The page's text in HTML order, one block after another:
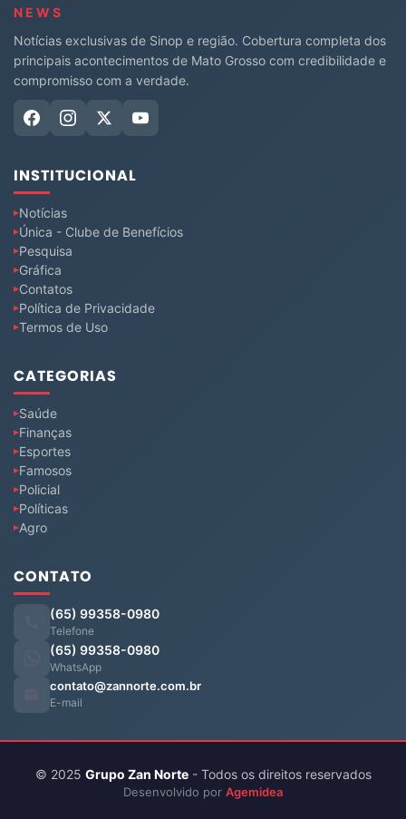
NEWS
Notícias exclusivas de Sinop e região. Cobertura completa dos
principais acontecimentos de Mato Grosso com credibilidade e
compromisso com a verdade.
INSTITUCIONAL
Notícias
Única - Clube de Benefícios
Pesquisa
Gráfica
Contatos
Política de Privacidade
Termos de Uso
CATEGORIAS
Saúde
Finanças
Esportes
Famosos
Policial
Políticas
Agro
CONTATO
(65) 99358-0980
Telefone
(65) 99358-0980
WhatsApp
contato@zannorte.com.br
E-mail
© 2025 Grupo Zan Norte- Todos os direitos reservados
Desenvolvido por Agemidea